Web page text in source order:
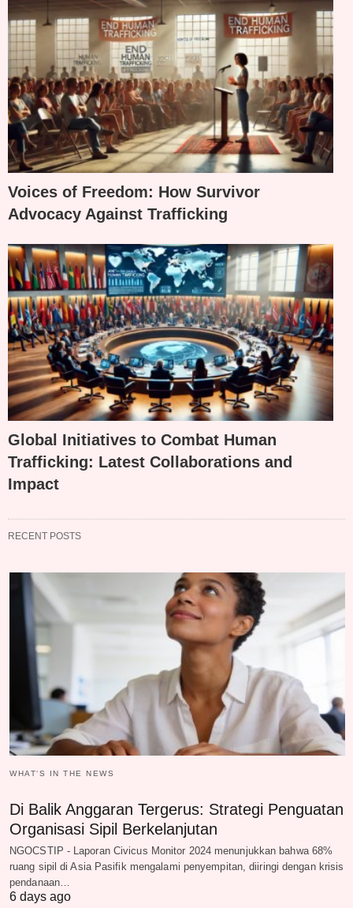
Voices of Freedom: How Survivor
Advocacy Against Trafficking
Global Initiatives to Combat Human
Trafficking: Latest Collaborations and
Impact
RECENT POSTS
WHAT‘S IN THE NEWS
Di Balik Anggaran Tergerus: Strategi Penguatan
Organisasi Sipil Berkelanjutan
NGOCSTIP - Laporan Civicus Monitor 2024 menunjukkan bahwa 68%
ruang sipil di Asia Pasifik mengalami penyempitan, diiringi dengan krisis
pendanaan…
6 days ago